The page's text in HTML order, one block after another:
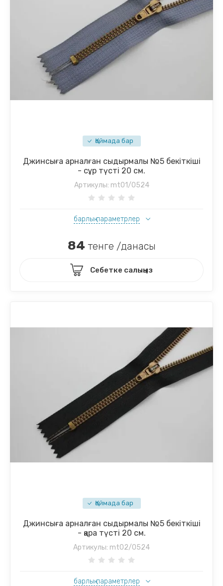
Қоймада бар
Джинсыға арналған сыдырмалы №5 бекіткіші
- сұр түсті 20 см.
Артикулы: mt01/0524
барлық параметрлер
84 тенге /данасы
Себетке салыңыз
Қоймада бар
Джинсыға арналған сыдырмалы №5 бекіткіші
- қара түсті 20 см.
Артикулы: mt02/0524
барлық параметрлер